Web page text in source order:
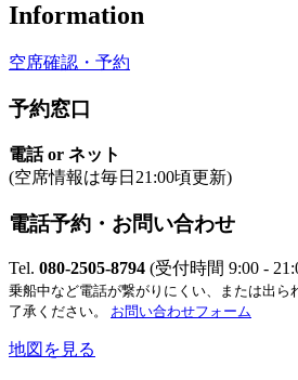
Information
空席確認・予約
予約窓口
電話 or ネット
(空席情報は毎日21:00頃更新)
電話予約・お問い合わせ
Tel. 080-2505-8794 (受付時間 9:00 -
乗船中など電話が繋がりにくい、または出ら
了承ください。 お問い合わせフォーム
地図を見る